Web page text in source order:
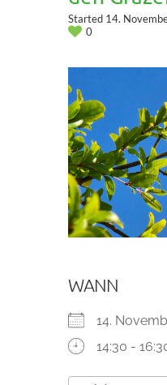
Started 14.
0
WANN
14.
14:30 -